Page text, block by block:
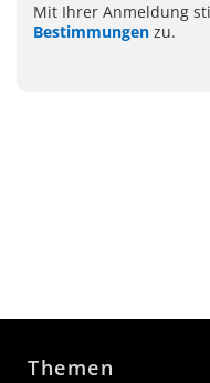
Mit Ihrer Anmeldung
Bestimmungen zu.
Themen